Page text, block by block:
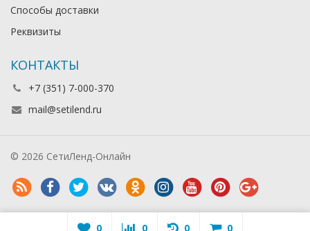
Способы доставки
Реквизиты
КОНТАКТЫ
+7 (351) 7-000-370
mail@setilend.ru
© 2026 СетиЛенд-Онлайн
0 0 0 0